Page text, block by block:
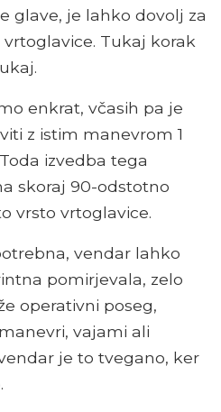
glave, je lahko dovolj za
Tukaj korak
enkrat, včasih pa je
z istim manevrom 1
izvedba tega
skoraj 90-odstotno
vrsto vrtoglavice.
vendar lahko
pomirjevala, zelo
operativni poseg,
vajami ali
je to tvegano, ker